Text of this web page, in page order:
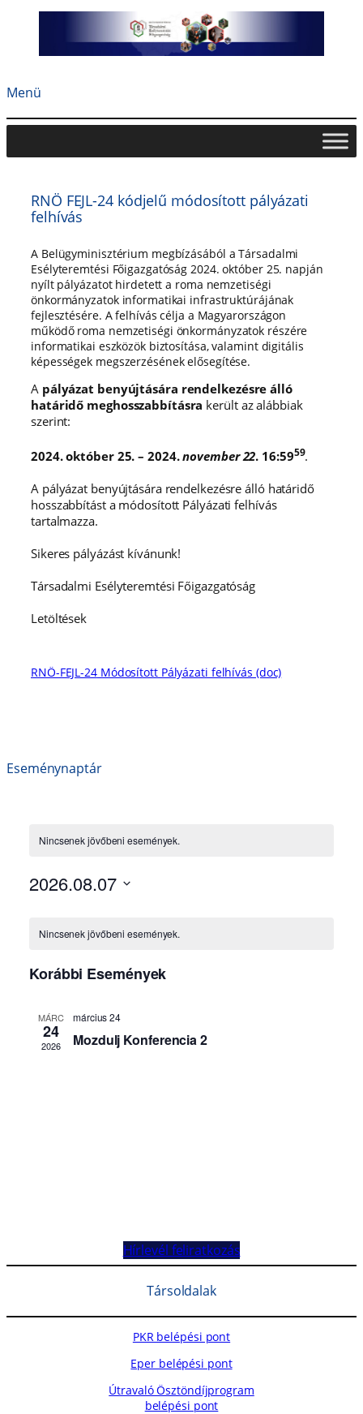
Menü
RNÖ FEJL-24 kódjelű módosított pályázati
felhívás
A Belügyminisztérium megbízásából a Társadalmi
Esélyteremtési Főigazgatóság 2024. október 25. napján
nyílt pályázatot hirdetett a roma nemzetiségi
önkormányzatok informatikai infrastruktúrájának
fejlesztésére. A felhívás célja a Magyarországon
működő roma nemzetiségi önkormányzatok részére
informatikai eszközök biztosítása, valamint digitális
képességek megszerzésének elősegítése.
A pályázat benyújtására rendelkezésre álló
határidő meghosszabbításra került az alábbiak
szerint:
2024. október 25. – 2024.november 22. 16:5959.
A pályázat benyújtására rendelkezésre álló határidő
hosszabbítást a módosított Pályázati felhívás
tartalmazza.
Sikeres pályázást kívánunk!
Társadalmi Esélyteremtési Főigazgatóság
Letöltések
RNÖ-FEJL-24Módosított Pályázati felhívás (doc)
Eseménynaptár
Hírlevél feliratkozás
Társoldalak
PKR belépési pont
Eper belépési pont
Útravaló Ösztöndíjprogram
belépési pont